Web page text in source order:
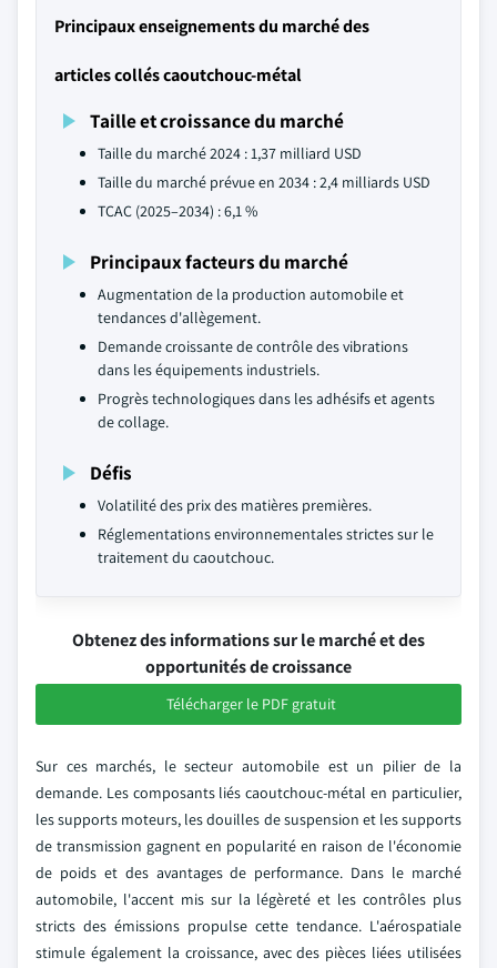
Principaux enseignements du marché des
articles collés caoutchouc-métal
Taille et croissance du marché
Taille du marché 2024 : 1,37 milliard USD
Taille du marché prévue en 2034 : 2,4 milliards USD
TCAC (2025–2034) : 6,1 %
Principaux facteurs du marché
Augmentation de la production automobile et
tendances d'allègement.
Demande croissante de contrôle des vibrations
dans les équipements industriels.
Progrès technologiques dans les adhésifs et agents
de collage.
Défis
Volatilité des prix des matières premières.
Réglementations environnementales strictes sur le
traitement du caoutchouc.
Obtenez des informations sur le marché et des
opportunités de croissance
Télécharger le PDF gratuit
Sur ces marchés, le secteur automobile est un pilier de la
demande. Les composants liés caoutchouc-métal en particulier,
les supports moteurs, les douilles de suspension et les supports
de transmission gagnent en popularité en raison de l'économie
de poids et des avantages de performance. Dans le marché
automobile, l'accent mis sur la légèreté et les contrôles plus
stricts des émissions propulse cette tendance. L'aérospatiale
stimule également la croissance, avec des pièces liées utilisées